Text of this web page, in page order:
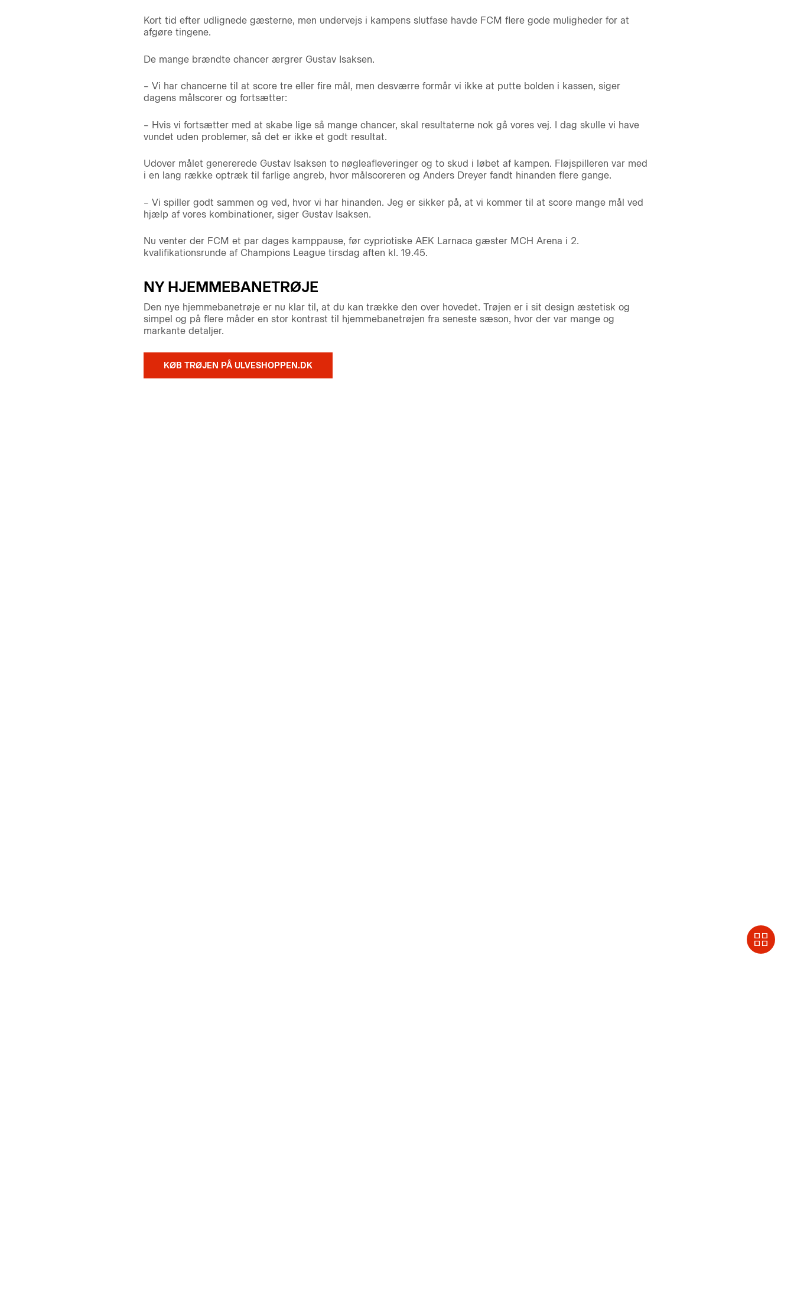
Kort tid efter udlignede gæsterne, men undervejs i kampens slutfase havde FCM flere gode muligheder for at
afgøre tingene.
De mange brændte chancer ærgrer Gustav Isaksen.
– Vi har chancerne til at score tre eller fire mål, men desværre formår vi ikke at putte bolden i kassen, siger
dagens målscorer og fortsætter:
– Hvis vi fortsætter med at skabe lige så mange chancer, skal resultaterne nok gå vores vej. I dag skulle vi have
vundet uden problemer, så det er ikke et godt resultat.
Udover målet genererede Gustav Isaksen to nøgleafleveringer og to skud i løbet af kampen. Fløjspilleren var med
i en lang række optræk til farlige angreb, hvor målscoreren og Anders Dreyer fandt hinanden flere gange.
– Vi spiller godt sammen og ved, hvor vi har hinanden. Jeg er sikker på, at vi kommer til at score mange mål ved
hjælp af vores kombinationer, siger Gustav Isaksen.
Nu venter der FCM et par dages kamppause, før cypriotiske AEK Larnaca gæster MCH Arena i 2.
kvalifikationsrunde af Champions League tirsdag aften kl. 19.45.
NY HJEMMEBANETRØJE
Den nye hjemmebanetrøje er nu klar til, at du kan trække den over hovedet. Trøjen er i sit design æstetisk og
simpel og på flere måder en stor kontrast til hjemmebanetrøjen fra seneste sæson, hvor der var mange og
markante detaljer.
KØB TRØJEN PÅ ULVESHOPPEN.DK